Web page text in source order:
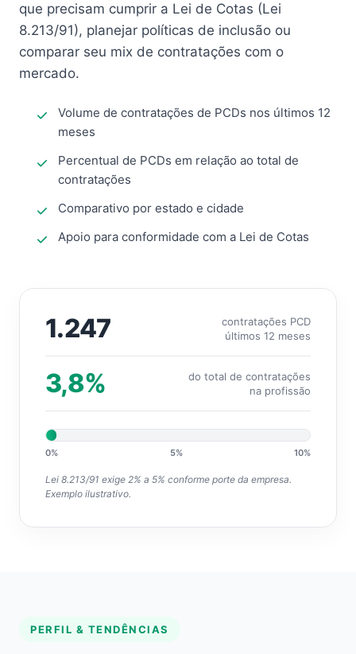
que precisam cumprir a Lei de Cotas (Lei
8.213/91), planejar políticas de inclusão ou
comparar seu mix de contratações com o
mercado.
Volume de contratações de PCDs nos últimos 12
meses
Percentual de PCDs em relação ao total de
contratações
Comparativo por estado e cidade
Apoio para conformidade com a Lei de Cotas
1.247
contratações PCD
últimos 12 meses
3,8%
do total de contratações
na profissão
0% 5% 10%
Lei 8.213/91 exige 2% a 5% conforme porte da empresa.
Exemplo ilustrativo.
PERFIL & TENDÊNCIAS